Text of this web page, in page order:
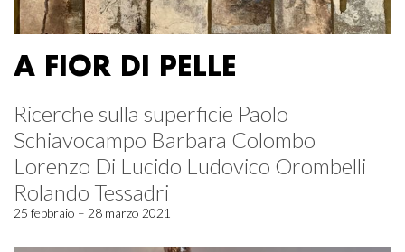
A FIOR DI PELLE
Ricerche sulla superficie Paolo
Schiavocampo Barbara Colombo
Lorenzo Di Lucido Ludovico Orombelli
Rolando Tessadri
25 febbraio – 28 marzo 2021